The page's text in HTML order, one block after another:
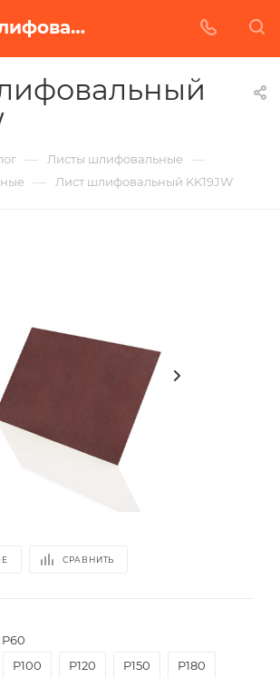
Лист шлифовальный KK19JW в Белгороде | Купить по недорогой цене от Абразивного Завода
— Листы шлифовальные —
— Лист шлифовальный KK19JW
СРАВНИТЬ
P60
P100 P120 P150 P180